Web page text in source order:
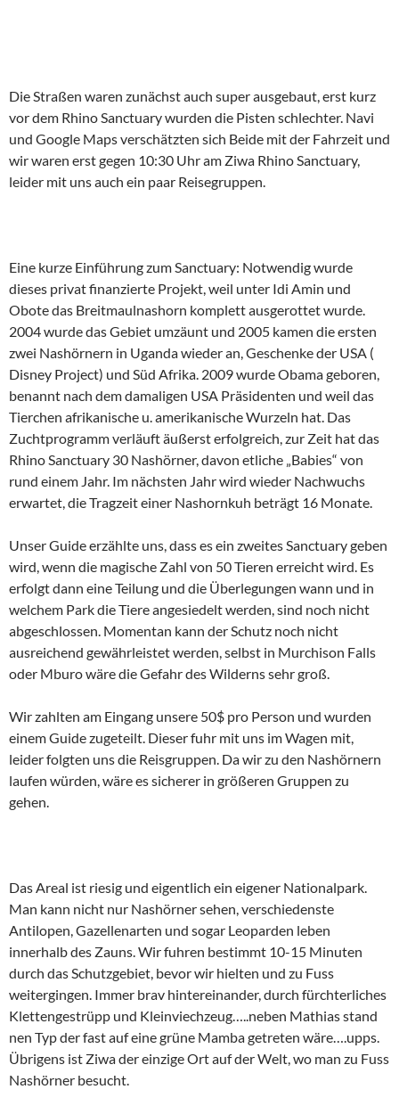
Die Straßen waren zunächst auch super ausgebaut, erst kurz
vor dem Rhino Sanctuary wurden die Pisten schlechter. Navi
und Google Maps verschätzten sich Beide mit der Fahrzeit und
wir waren erst gegen 10:30 Uhr am Ziwa Rhino Sanctuary,
leider mit uns auch ein paar Reisegruppen.
Eine kurze Einführung zum Sanctuary: Notwendig wurde
dieses privat finanzierte Projekt, weil unter Idi Amin und
Obote das Breitmaulnashorn komplett ausgerottet wurde.
2004 wurde das Gebiet umzäunt und 2005 kamen die ersten
zwei Nashörnern in Uganda wieder an, Geschenke der USA (
Disney Project) und Süd Afrika. 2009 wurde Obama geboren,
benannt nach dem damaligen USA Präsidenten und weil das
Tierchen afrikanische u. amerikanische Wurzeln hat. Das
Zuchtprogramm verläuft äußerst erfolgreich, zur Zeit hat das
Rhino Sanctuary 30 Nashörner, davon etliche „Babies“ von
rund einem Jahr. Im nächsten Jahr wird wieder Nachwuchs
erwartet, die Tragzeit einer Nashornkuh beträgt 16 Monate.
Unser Guide erzählte uns, dass es ein zweites Sanctuary geben
wird, wenn die magische Zahl von 50 Tieren erreicht wird. Es
erfolgt dann eine Teilung und die Überlegungen wann und in
welchem Park die Tiere angesiedelt werden, sind noch nicht
abgeschlossen. Momentan kann der Schutz noch nicht
ausreichend gewährleistet werden, selbst in Murchison Falls
oder Mburo wäre die Gefahr des Wilderns sehr groß.
Wir zahlten am Eingang unsere 50$ pro Person und wurden
einem Guide zugeteilt. Dieser fuhr mit uns im Wagen mit,
leider folgten uns die Reisgruppen. Da wir zu den Nashörnern
laufen würden, wäre es sicherer in größeren Gruppen zu
gehen.
Das Areal ist riesig und eigentlich ein eigener Nationalpark.
Man kann nicht nur Nashörner sehen, verschiedenste
Antilopen, Gazellenarten und sogar Leoparden leben
innerhalb des Zauns. Wir fuhren bestimmt 10-15 Minuten
durch das Schutzgebiet, bevor wir hielten und zu Fuss
weitergingen. Immer brav hintereinander, durch fürchterliches
Klettengestrüpp und Kleinviechzeug…..neben Mathias stand
nen Typ der fast auf eine grüne Mamba getreten wäre….upps.
Übrigens ist Ziwa der einzige Ort auf der Welt, wo man zu Fuss
Nashörner besucht.